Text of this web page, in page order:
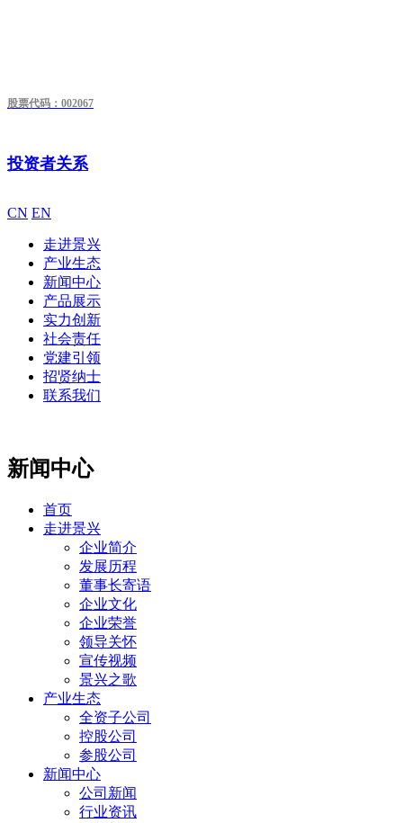
股票代码：002067
投资者关系
CN EN
走进景兴
产业生态
新闻中心
产品展示
实力创新
社会责任
党建引领
招贤纳士
联系我们
新闻中心
首页
走进景兴
企业简介
发展历程
董事长寄语
企业文化
企业荣誉
领导关怀
宣传视频
景兴之歌
产业生态
全资子公司
控股公司
参股公司
新闻中心
公司新闻
行业资讯